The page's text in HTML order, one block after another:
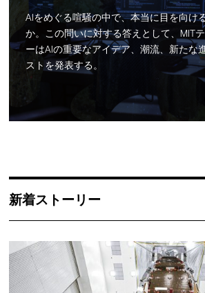
AIをめぐる喧騒の中で、本当に目を向け
か。この問いに対する答えとして、MIT
ーはAIの重要なアイデア、潮流、新たな
ストを発表する。
新着ストーリー